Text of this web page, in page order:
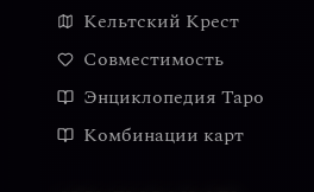
Кельтский Крест
Совместимость
Энциклопедия Таро
Комбинации карт